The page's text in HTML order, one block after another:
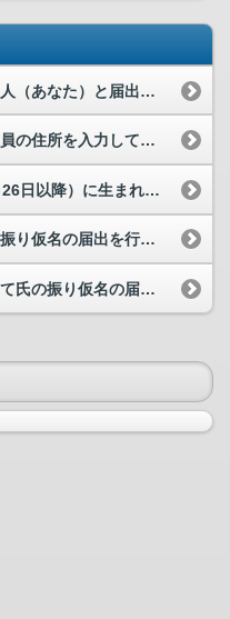
「代理関係の選択」画面に「届出人（あなた）と届出対象の代理関係を選択してください。」とあります...
「住所の入力」画面で自分や構成員の住所を入力しているのですが、記号などの文字は入力できますか。
改正戸籍法の施行後（令和7年5月26日以降）に生まれた子どもについても、名の振り仮名の届出は必...
マイナポータルを利用して氏名の振り仮名の届出を行いましたが、届出の操作で入力したフリガナや住所...
「氏名の振り仮名の届出」画面にて氏の振り仮名の届出（もしくは名の振り仮名の届出）に「却下」と表...